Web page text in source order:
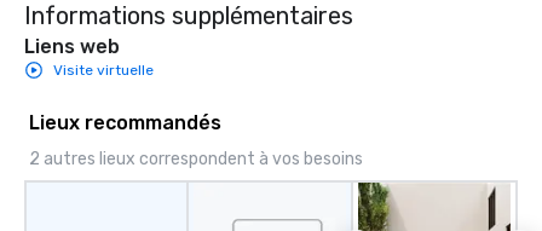
Informations supplémentaires
Liens web
Visite virtuelle
Lieux recommandés
2 autres lieux correspondent à vos besoins